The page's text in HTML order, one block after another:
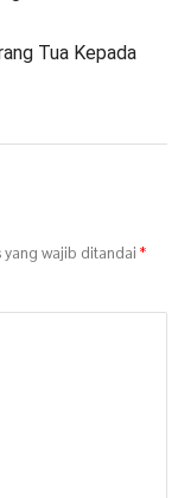
Tua Kepada
yang wajib ditandai*